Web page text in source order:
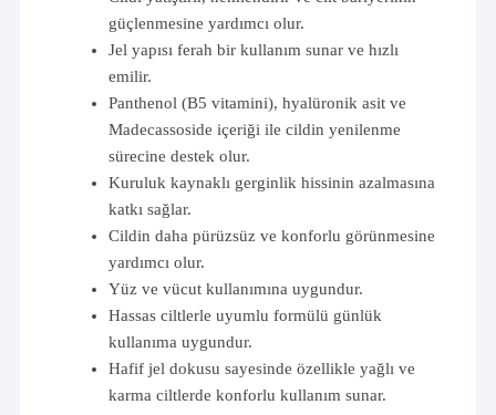
güçlenmesine yardımcı olur.
Jel yapısı ferah bir kullanım sunar ve hızlı
emilir.
Panthenol (B5 vitamini), hyalüronik asit ve
Madecassoside içeriği ile cildin yenilenme
sürecine destek olur.
Kuruluk kaynaklı gerginlik hissinin azalmasına
katkı sağlar.
Cildin daha pürüzsüz ve konforlu görünmesine
yardımcı olur.
Yüz ve vücut kullanımına uygundur.
Hassas ciltlerle uyumlu formülü günlük
kullanıma uygundur.
Hafif jel dokusu sayesinde özellikle yağlı ve
karma ciltlerde konforlu kullanım sunar.